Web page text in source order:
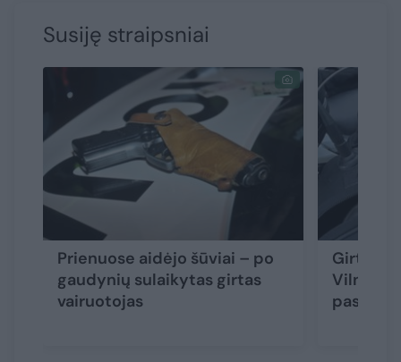
Susiję straipsniai
Prienuose aidėjo šūviai – po
gaudynių sulaikytas girtas
vairuotojas
Girtas
Vilniaus